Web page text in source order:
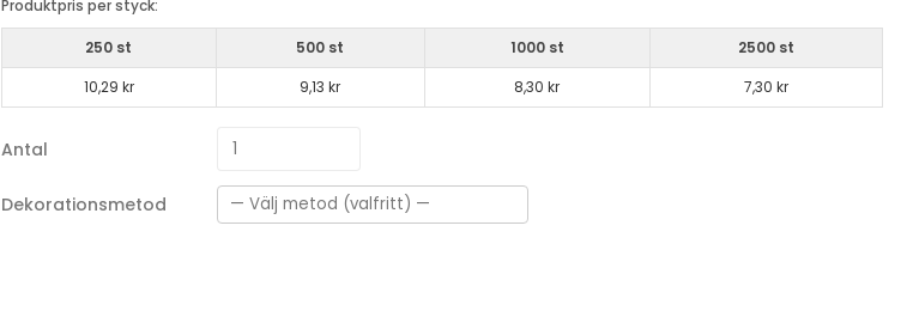
Produktpris per styck:
250 st 500 st 1000 st 2500 st
10,29 kr 9,13 kr 8,30 kr 7,30 kr
Antal
Dekorationsmetod